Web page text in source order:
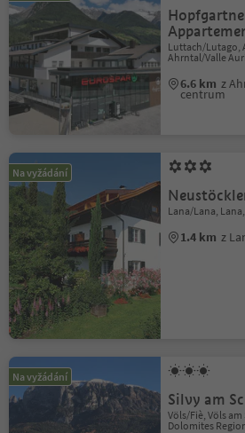
Luttach/Lutago,
Ahrntal/Valle
6.6 km z
centrum
Na vyžádání
Lana/Lana,
1.4 km z
Na vyžádání
Silvy am
Völs/Fiè, Völs
Dolomites